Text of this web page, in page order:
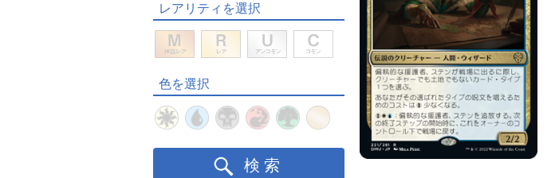
レアリティを選択
色を選択
検索